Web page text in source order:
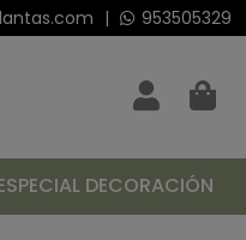
| 953505329
DECORACIÓN